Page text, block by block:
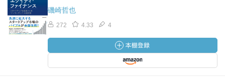
磯崎哲也
272 4.33 4